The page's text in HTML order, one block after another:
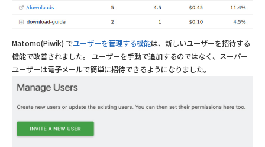
Matomo(Piwik) でユーザーを管理する機能は、新しいユーザーを招待する
機能で改善されました。 ユーザーを手動で追加するのではなく、スーパー
ユーザーは電子メールで簡単に招待できるようになりました。